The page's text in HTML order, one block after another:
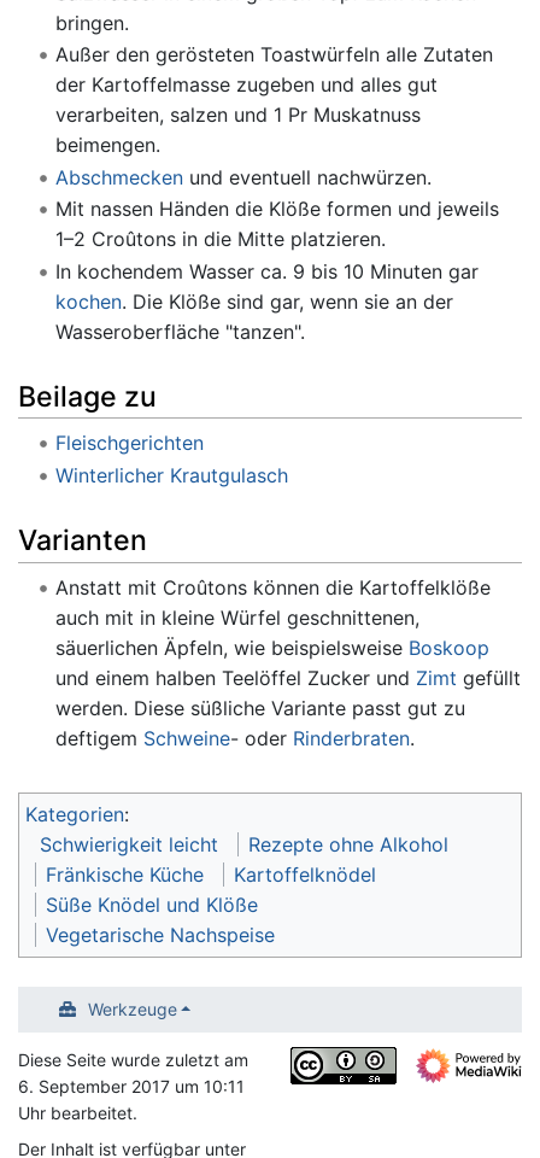
bringen.
Außer den gerösteten Toastwürfeln alle Zutaten
der Kartoffelmasse zugeben und alles gut
verarbeiten, salzen und 1 Pr Muskatnuss
beimengen.
Abschmeckenund eventuell nachwürzen.
Mit nassen Händen die Klöße formen und jeweils
1–2 Croûtons in die Mitte platzieren.
In kochendem Wasser ca. 9 bis 10 Minuten gar
kochen. Die Klöße sind gar, wenn sie an der
Wasseroberfläche "tanzen".
Beilage zu
Fleischgerichten
Winterlicher Krautgulasch
Varianten
Anstatt mit Croûtons können die Kartoffelklöße
auch mit in kleine Würfel geschnittenen,
säuerlichen Äpfeln, wie beispielsweise Boskoop
und einem halben Teelöffel Zucker und Zimt gefüllt
werden. Diese süßliche Variante passt gut zu
deftigem Schweine- oder Rinderbraten.
Kategorien:
Schwierigkeit leicht
Rezepte ohne Alkohol
Fränkische Küche
Kartoffelknödel
Süße Knödel und Klöße
Vegetarische Nachspeise
Werkzeuge
Diese Seite wurde zuletzt am
6. September 2017 um 10:11
Uhr bearbeitet.
Der Inhalt ist verfügbar unter